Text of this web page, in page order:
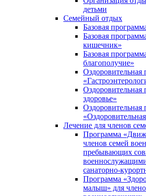
детьми
Семейный отдых
Базовая
Базовая
кишечник»
Базовая
благополучие»
Оздоровительная
Оздоровительная
здоровье»
Оздоровительная
Лечение для членов
Программа
членов семей
пребывающих
санаторно-
Программа
малыш» для